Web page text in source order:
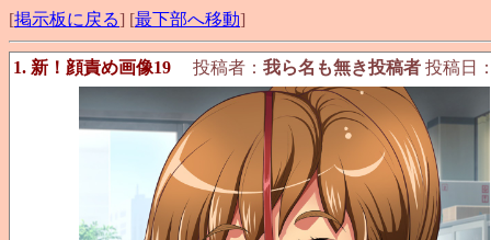
[掲示板に戻る] [最下部へ移動]
1. 新！顔責め画像19 投稿者： 我ら名も無き投稿者 投稿日